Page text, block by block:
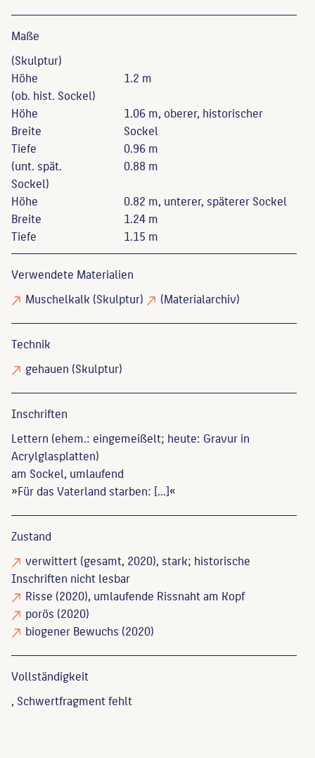
Maße
(Skulptur)
Höhe
(ob. hist. Sockel)
Höhe
Breite
Tiefe
(unt. spät.
Sockel)
Höhe
Breite
Tiefe
1.2 m
1.06 m, oberer, historischer
Sockel
0.96 m
0.88 m
0.82 m, unterer, späterer Sockel
1.24 m
1.15 m
Verwendete Materialien
Muschelkalk (Skulptur) (Materialarchiv)
Technik
gehauen (Skulptur)
Inschriften
Lettern (ehem.: eingemeißelt; heute: Gravur in
Acrylglasplatten)
am Sockel, umlaufend
»Für das Vaterland starben: [...]«
Zustand
verwittert(gesamt, 2020), stark; historische
Inschriften nicht lesbar
Risse (2020), umlaufende Rissnaht am Kopf
porös (2020)
biogener Bewuchs (2020)
Vollständigkeit
, Schwertfragment fehlt